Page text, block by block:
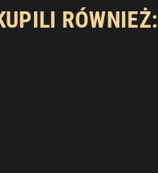
RÓWNIEŻ: